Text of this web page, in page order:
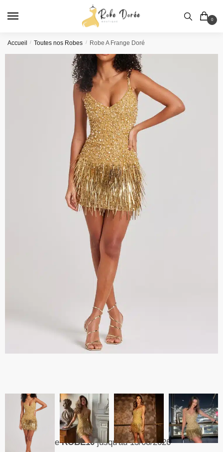
0
Accueil / Toutes nos Robes / Robe A Frange Doré
-10% CodeROBE10jusqu'au 13/08/2026